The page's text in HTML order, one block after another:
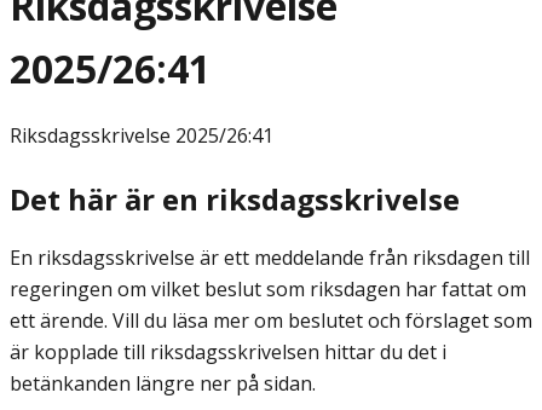
2025/26:41
Riksdagsskrivelse 2025/26:41
Det här är en riksdagsskrivelse
En riksdagsskrivelse är ett meddelande från riksdagen till
regeringen om vilket beslut som riksdagen har fattat om
ett ärende. Vill du läsa mer om beslutet och förslaget som
är kopplade till riksdagsskrivelsen hittar du det i
betänkanden längre ner på sidan.